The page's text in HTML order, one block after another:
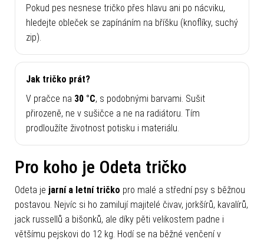
Pokud pes nesnese tričko přes hlavu ani po nácviku,
hledejte obleček se zapínáním na bříšku (knoflíky, suchý
zip).
Jak tričko prát?
V pračce na 30 °C, s podobnými barvami. Sušit
přirozeně, ne v sušičce a ne na radiátoru. Tím
prodloužíte životnost potisku i materiálu.
Pro koho je Odeta tričko
Odeta je jarní a letní tričko pro malé a střední psy s běžnou
postavou. Nejvíc si ho zamilují majitelé čivav, jorkšírů, kavalírů,
jack russellů a bišonků, ale díky pěti velikostem padne i
většímu pejskovi do 12 kg. Hodí se na běžné venčení v